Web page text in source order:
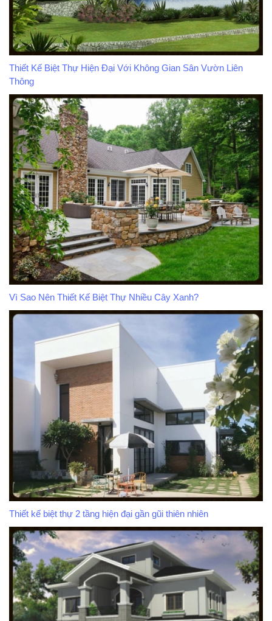
Thiết Kế Biệt Thự Hiện Đại Với Không Gian Sân Vườn Liên
Thông
Vì Sao Nên Thiết Kế Biệt Thự Nhiều Cây Xanh?
Thiết kế biệt thự 2 tầng hiện đại gần gũi thiên nhiên